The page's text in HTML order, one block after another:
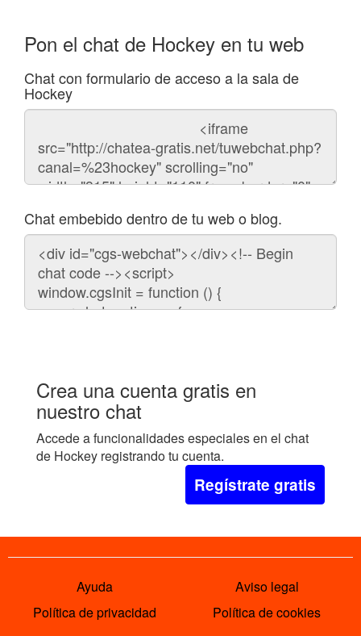
Pon el chat de Hockey en tu web
Chat con formulario de acceso a la sala de
Hockey
Código
chat
Chat embebido dentro de tu web o blog.
Código
para
embeber
chat
Crea una cuenta gratis en
nuestro chat
Accede a funcionalidades especiales en el chat
de Hockey registrando tu cuenta.
Regístrate gratis
Ayuda
Aviso legal
Política de privacidad
Política de cookies